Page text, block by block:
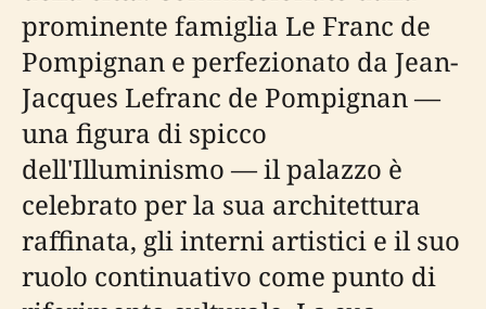
prominente famiglia Le Franc de
Pompignan e perfezionato da Jean-
Jacques Lefranc de Pompignan —
una figura di spicco
dell'Illuminismo — il palazzo è
celebrato per la sua architettura
raffinata, gli interni artistici e il suo
ruolo continuativo come punto di